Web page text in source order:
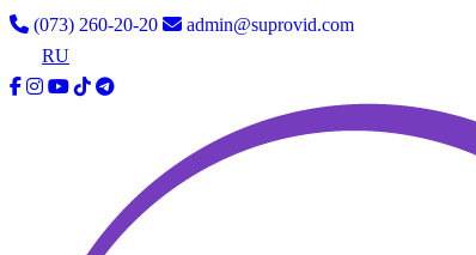
(073) 260-20-20
admin@suprovid.com
RU